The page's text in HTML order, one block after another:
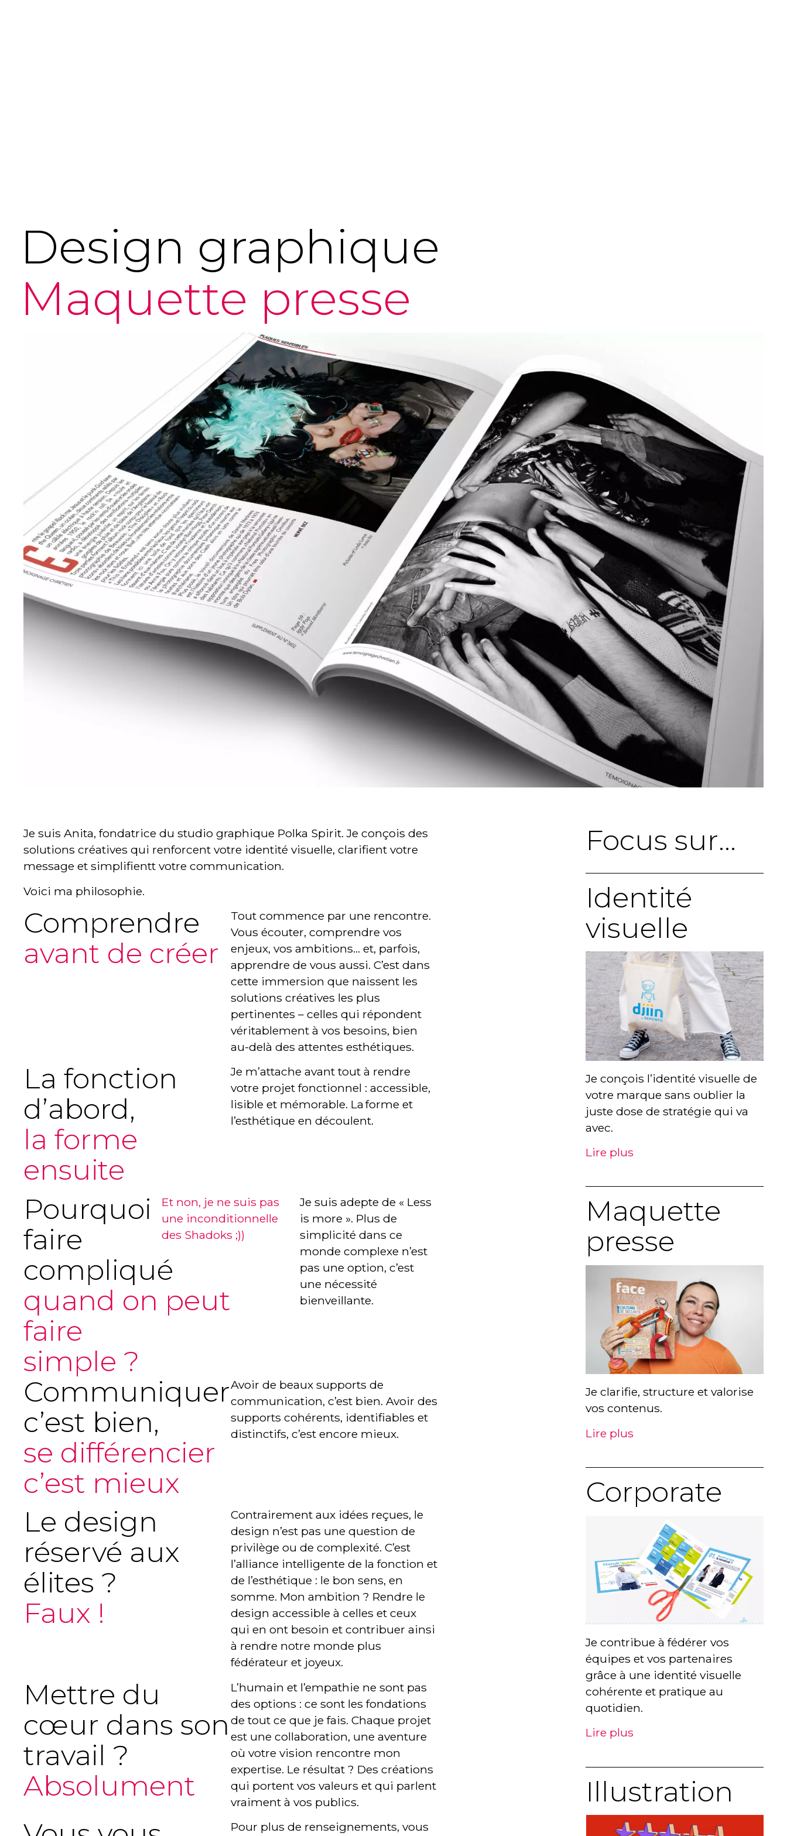
Design graphique
Maquette presse
Je suis Anita, fondatrice du studio graphique Polka Spirit. Je conçois des
solutions créatives qui renforcent votre identité visuelle, clarifient votre
message et simplifientt votre communication.
Voici ma philosophie.
Comprendre
avant de créer
Tout commence par une rencontre.
Vous écouter, comprendre vos
enjeux, vos ambitions… et, parfois,
apprendre de vous aussi. C’est dans
cette immersion que naissent les
solutions créatives les plus
pertinentes – celles qui répondent
véritablement à vos besoins, bien
au-delà des attentes esthétiques.
La fonction
d’abord,
la forme
ensuite
Je m’attache avant tout à rendre
votre projet fonctionnel : accessible,
lisible et mémorable. La forme et
l’esthétique en découlent.
Pourquoi
faire
compliqué
quand on peut
faire
simple ?
Et non, je ne suis pas
une inconditionnelle
des Shadoks ;))
Je suis adepte de « Less
is more ». Plus de
simplicité dans ce
monde complexe n’est
pas une option, c’est
une nécessité
bienveillante.
Communiquer
c’est bien,
se différencier
c’est mieux
Avoir de beaux supports de
communication, c’est bien. Avoir des
supports cohérents, identifiables et
distinctifs, c’est encore mieux.
Le design
réservé aux
élites ?
Faux !
Contrairement aux idées reçues, le
design n’est pas une question de
privilège ou de complexité. C’est
l’alliance intelligente de la fonction et
de l’esthétique : le bon sens, en
somme. Mon ambition ? Rendre le
design accessible à celles et ceux
qui en ont besoin et contribuer ainsi
à rendre notre monde plus
fédérateur et joyeux.
Mettre du
cœur dans son
travail ?
Absolument
L’humain et l’empathie ne sont pas
des options : ce sont les fondations
de tout ce que je fais. Chaque projet
est une collaboration, une aventure
où votre vision rencontre mon
expertise. Le résultat ? Des créations
qui portent vos valeurs et qui parlent
vraiment à vos publics.
Pour plus de renseignements, vous
Focus sur…
Identité
visuelle
Je conçois l’identité visuelle de
votre marque sans oublier la
juste dose de stratégie qui va
avec.
Lire plus
Maquette
presse
Je clarifie, structure et valorise
vos contenus.
Lire plus
Corporate
Je contribue à fédérer vos
équipes et vos partenaires
grâce à une identité visuelle
cohérente et pratique au
quotidien.
Lire plus
Illustration